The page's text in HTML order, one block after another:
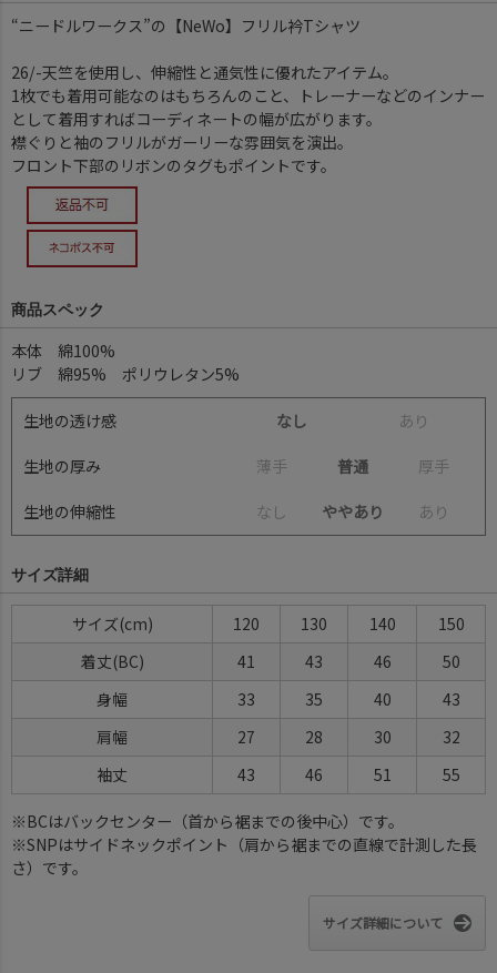
“ニードルワークス”の【NeWo】フリル衿Tシャツ
26/-天竺を使用し、伸縮性と通気性に優れたアイテム。
1枚でも着用可能なのはもちろんのこと、トレーナーなどのインナー
として着用すればコーディネートの幅が広がります。
襟ぐりと袖のフリルがガーリーな雰囲気を演出。
フロント下部のリボンのタグもポイントです。
商品スペック
本体 綿100%
リブ 綿95% ポリウレタン5%
生地の透け感 なし あ り
生地の厚み 薄手 普通 厚手
生地の伸縮性 な し ややあり あ り
サイズ詳細
サイズ(cm) 120 130 140
150
着丈(BC)
41 43 46
50
身幅
33 35 40
43
肩幅
27 28 30
32
袖丈
43 46 51 55
※BCはバックセンター（首から裾までの後中心）です。
※SNPはサイドネックポイント（肩から裾までの直線で計測した長
さ）です。
サイズ詳細について